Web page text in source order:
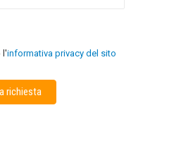
l'informativa privacy del sito
richiesta